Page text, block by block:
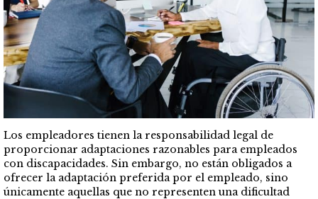
Los empleadores tienen la responsabilidad legal de
proporcionar adaptaciones razonables para empleados
con discapacidades. Sin embargo, no están obligados a
ofrecer la adaptación preferida por el empleado, sino
únicamente aquellas que no representen una dificultad